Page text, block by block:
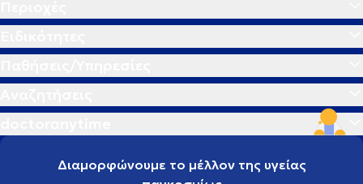
Διαμορφώνουμε το μέλλον της υγείας